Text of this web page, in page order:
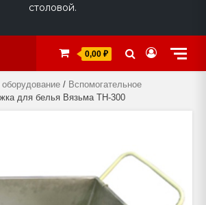
столовой.
0,00 ₽
/ Вспомогательное
для белья Вязьма ТН-300